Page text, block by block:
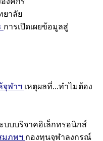
ยาลัย
การเปิดเผยข้อมูลสู่
จุฬาฯ เหตุผลที่...ทำไมต้อง
บบบริจาคอิเล็กทรอนิกส์
มภพฯ กองทุนจุฬาลงกรณ์